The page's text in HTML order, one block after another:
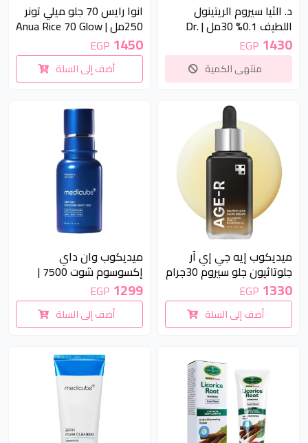
د. الثيا سيروم الريتينول
اللطيف 0.1% 30مل | Dr.
Althea 0.1% Gentle Retinol
Serum 30ml
1430
EGP
منتهى الكمية
انوا رايس 70 جلو ميلي تونر
250مل | Anua Rice 70 Glow
Milky Toner 250ml
1450
EGP
أضف إلى السلة
ميديكوب إيه جي إي آر
جلوتاثيون جلو سيروم 30جرام
| Medicube AGE-R
Glutathione Glow Serum
1330
EGP
أضف إلى السلة
ميديكوب وان داي
إكسوسوم شوت 7500 |
Medicube One Day
Exosome Shot 7500 30ml
1299
EGP
أضف إلى السلة